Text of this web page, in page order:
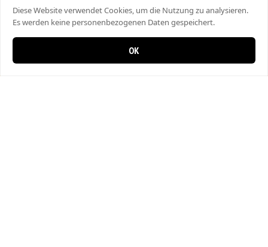
Diese Website verwendet Cookies, um die Nutzung zu analysieren.
Es werden keine personenbezogenen Daten gespeichert.
OK